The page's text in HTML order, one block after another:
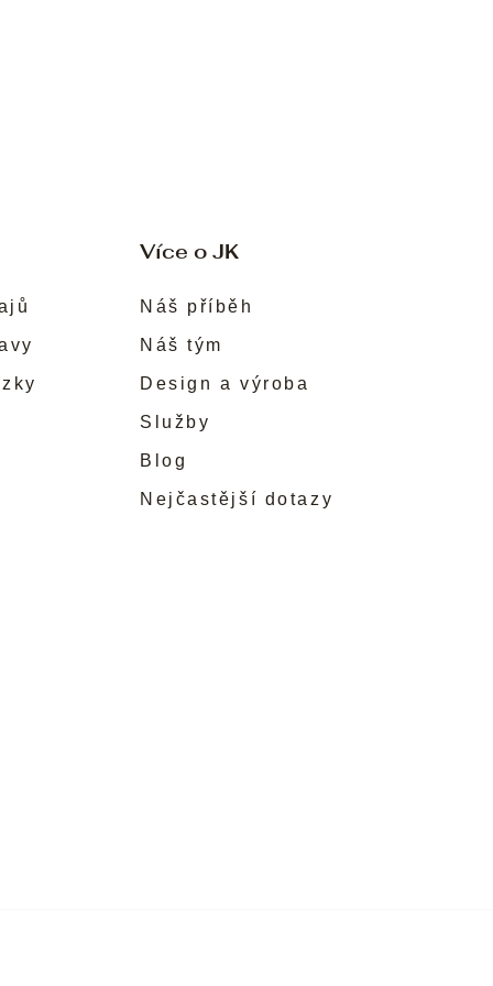
Více o JK
Náš příběh
Náš tým
Design a výroba
Služby
Blog
Nejčastější dotazy